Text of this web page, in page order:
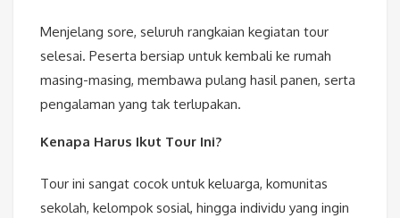
Menjelang sore, seluruh rangkaian kegiatan tour
selesai. Peserta bersiap untuk kembali ke rumah
masing-masing, membawa pulang hasil panen, serta
pengalaman yang tak terlupakan.
Kenapa Harus Ikut Tour Ini?
Tour ini sangat cocok untuk keluarga, komunitas
sekolah, kelompok sosial, hingga individu yang ingin